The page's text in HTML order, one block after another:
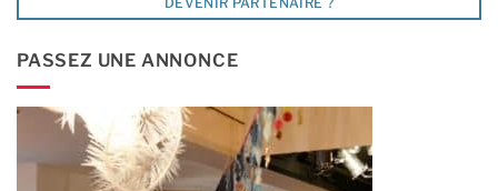
PASSEZ UNE ANNONCE